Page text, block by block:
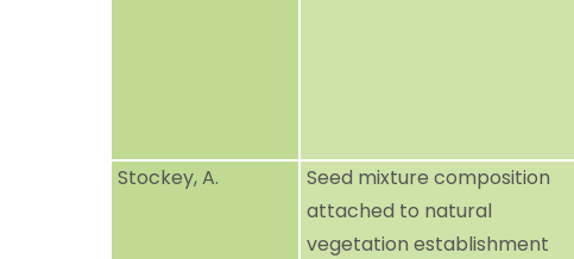
Stockey, A.
Seed mixture composition
attached to natural
vegetation establishment